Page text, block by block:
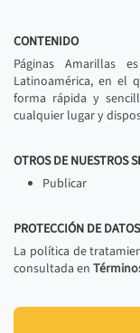
CONTENIDO
Páginas Amarillas
Latinoamérica, en el
forma rápida y
cualquier lugar y
OTROS DE NUESTROS
Publicar
PROTECCIÓN DE
La política de
consultada en